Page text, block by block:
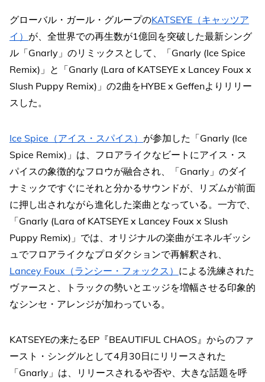
グローバル・ガール・グループのKATSEYE（キャッツア
イ） が、全世界での再生数が1億回を突破した最新シング
ル「Gnarly」のリミックスとして、「Gnarly (Ice Spice
Remix)」と「Gnarly (Lara of KATSEYE x Lancey Foux x
Slush Puppy Remix)」の2曲をHYBE x Geffenよりリリー
スした。
Ice Spice（アイス・スパイス） が参加した「Gnarly (Ice
Spice Remix)」は、フロアライクなビートにアイス・ス
パイスの象徴的なフロウが融合され、「Gnarly」のダイ
ナミックですぐにそれと分かるサウンドが、リズムが前面
に押し出されながら進化した楽曲となっている。一方で、
「Gnarly (Lara of KATSEYE x Lancey Foux x Slush
Puppy Remix)」では、オリジナルの楽曲がエネルギッシ
ュでフロアライクなプロダクションで再解釈され、
Lancey Foux（ランシー・フォックス） による洗練された
ヴァースと、トラックの勢いとエッジを増幅させる印象的
なシンセ・アレンジが加わっている。
KATSEYEの来たるEP『BEAUTIFUL CHAOS』からのファ
ースト・シングルとして4月30日にリリースされた
「Gnarly」は、リリースされるや否や、大きな話題を呼